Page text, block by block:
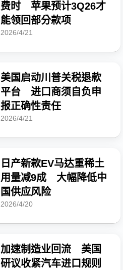
费时 苹果预计3Q26才
能领回部分款项
2026/4/21
美国启动川普关税退款
平台 进口商须自负申
报正确性责任
2026/4/21
日产新款EV马达重稀土
用量减9成 大幅降低中
国供应风险
2026/4/20
加速制造业回流 美国
研议收紧汽车进口规则